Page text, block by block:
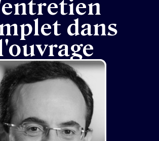
dans